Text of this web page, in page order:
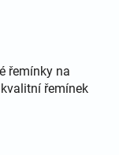
řemínky na
řemínek